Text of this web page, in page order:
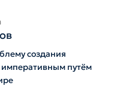
создания
путëм